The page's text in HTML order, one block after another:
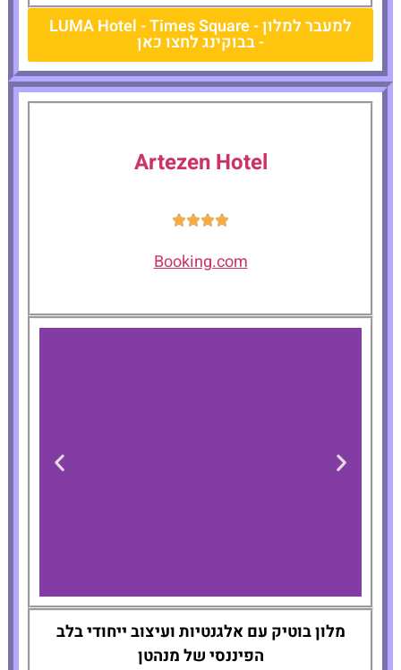
למעבר למלון - LUMA Hotel - Times Square
- בבוקינג לחצו כאן
Artezen Hotel
Booking.com
Artezen Hotel
מלון בוטיק עם אלגנטיות ועיצוב ייחודי בלב
הפיננסי של מנהטן